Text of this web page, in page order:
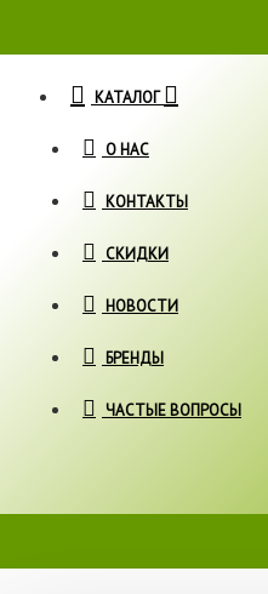
КАТАЛОГ
О НАС
КОНТАКТЫ
СКИДКИ
НОВОСТИ
БРЕНДЫ
ЧАСТЫЕ ВОПРОСЫ